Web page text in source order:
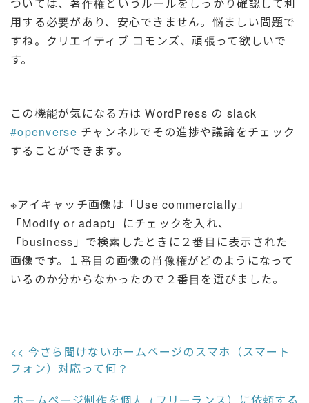
用する必要があり、安心できません。悩ましい問題で
すね。クリエイティブ コモンズ、頑張って欲しいで
す。
この機能が気になる方は WordPress の slack
#openverse チャンネルでその進捗や議論をチェック
することができます。
※アイキャッチ画像は「Use commercially」
「Modify or adapt」にチェックを入れ、
「business」で検索したときに２番目に表示された
画像です。１番目の画像の肖像権がどのようになって
いるのか分からなかったので２番目を選びました。
今さら聞けないホームページのスマホ（スマート
フォン）対応って何？
ホームページ制作を個人（フリーランス）に依頼する